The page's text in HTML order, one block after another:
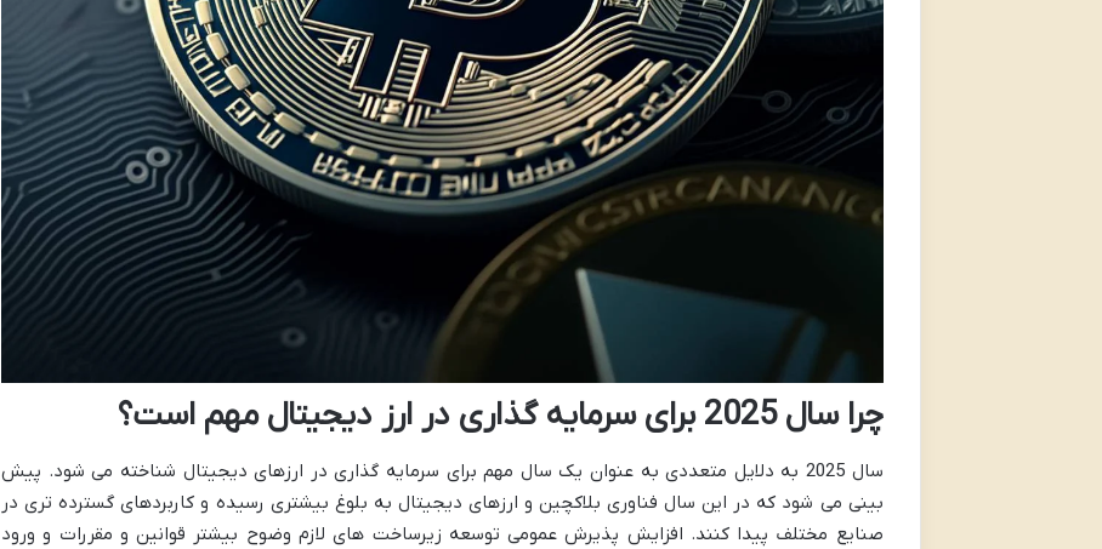
چرا سال 2025 برای سرمایه گذاری در ارز دیجیتال مهم است؟
سال 2025 به دلایل متعددی به عنوان یک سال مهم برای سرمایه گذاری در ارزهای دیجیتال شناخته می شود. پیش
بینی می شود که در این سال فناوری بلاکچین و ارزهای دیجیتال به بلوغ بیشتری رسیده و کاربردهای گسترده تری در
صنایع مختلف پیدا کنند. افزایش پذیرش عمومی توسعه زیرساخت های لازم وضوح بیشتر قوانین و مقررات و ورود